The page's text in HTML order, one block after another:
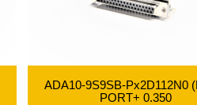
ADA10-9S9SB-Px2D112N0
PORT+ 0.350